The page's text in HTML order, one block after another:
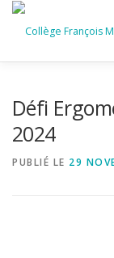
Aller
contenu
Défi
2024
PUBLIÉ LE 29